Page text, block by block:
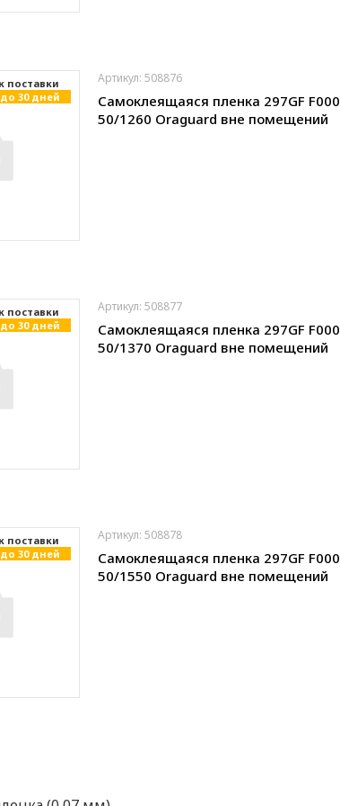
поставки
30 дней
Артикул: 508876
Самоклеящаяся пленка 297GF F000
50/1260 Oraguard вне помещений
поставки
30 дней
Артикул: 508877
Самоклеящаяся пленка 297GF F000
50/1370 Oraguard вне помещений
поставки
30 дней
Артикул: 508878
Самоклеящаяся пленка 297GF F000
50/1550 Oraguard вне помещений